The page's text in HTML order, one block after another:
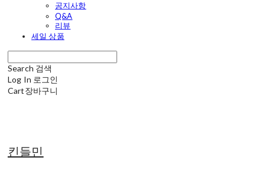
공지사항
Q&A
리뷰
세일 상품
Search 검색
Log In 로그인
Cart장바구니
킨들민